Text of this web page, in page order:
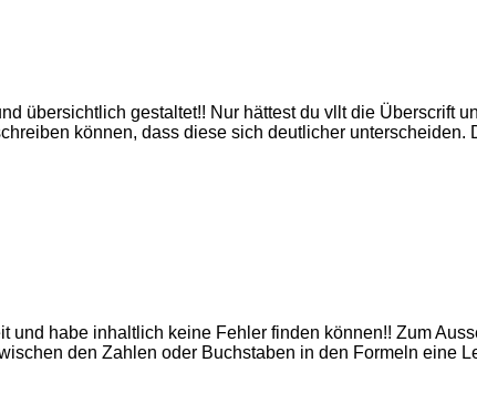
übersichtlich gestaltet!! Nur hättest du vllt die Überscrift
können, dass diese sich deutlicher unterscheiden.
und habe inhaltlich keine Fehler finden können!! Zum
den Zahlen oder Buchstaben in den Formeln eine